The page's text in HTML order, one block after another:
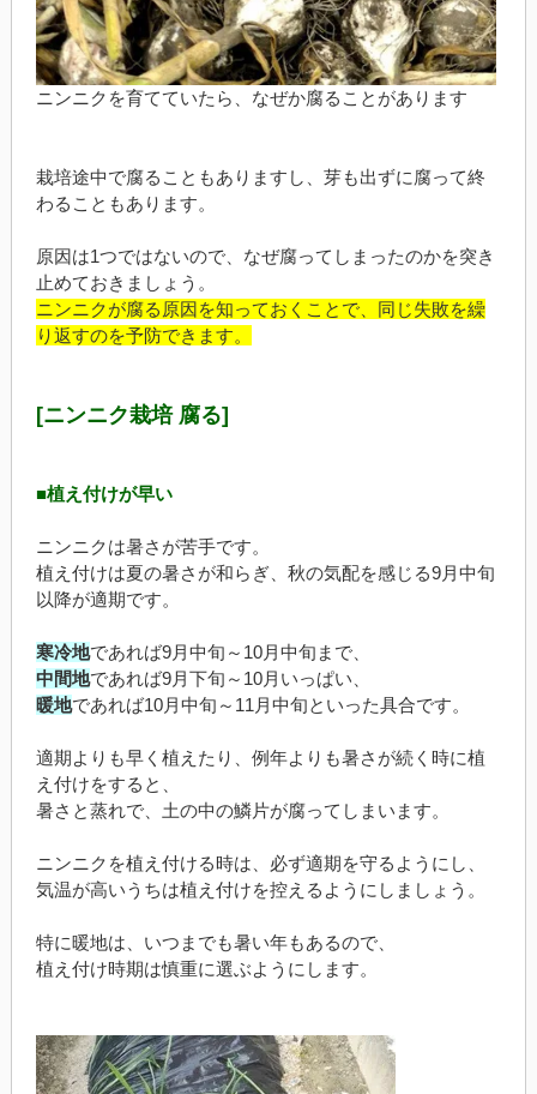
ニンニクを育てていたら、なぜか腐ることがあります
栽培途中で腐ることもありますし、芽も出ずに腐って終
わることもあります。
原因は1つではないので、なぜ腐ってしまったのかを突き
止めておきましょう。
ニンニクが腐る原因を知っておくことで、同じ失敗を繰
り返すのを予防できます。
[ニンニク栽培 腐る]
■植え付けが早い
ニンニクは暑さが苦手です。
植え付けは夏の暑さが和らぎ、秋の気配を感じる9月中旬
以降が適期です。
寒冷地であれば9月中旬～10月中旬まで、
中間地であれば9月下旬～10月いっぱい、
暖地であれば10月中旬～11月中旬といった具合です。
適期よりも早く植えたり、例年よりも暑さが続く時に植
え付けをすると、
暑さと蒸れで、土の中の鱗片が腐ってしまいます。
ニンニクを植え付ける時は、必ず適期を守るようにし、
気温が高いうちは植え付けを控えるようにしましょう。
特に暖地は、いつまでも暑い年もあるので、
植え付け時期は慎重に選ぶようにします。